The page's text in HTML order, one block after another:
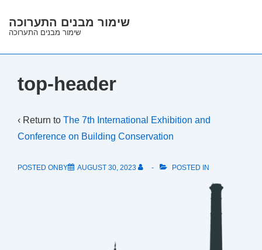
Skip
Main
שימור מבנים התערוכה
שימור מבנים התערוכה
top-header
‹ Return to The 7th International Exhibition and
Conference on Building Conservation
POSTED ONBY AUGUST 30, 2023 POSTED IN